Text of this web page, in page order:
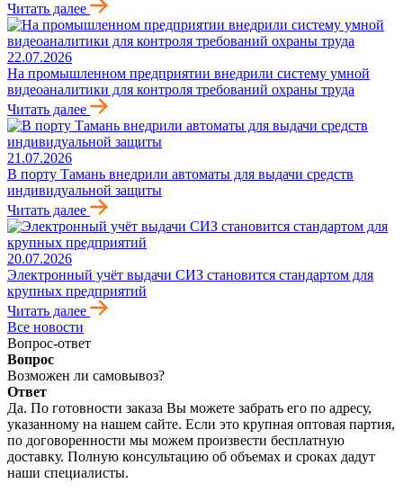
Читать далее
22.07.2026
На промышленном предприятии внедрили систему умной
видеоаналитики для контроля требований охраны труда
Читать далее
21.07.2026
В порту Тамань внедрили автоматы для выдачи средств
индивидуальной защиты
Читать далее
20.07.2026
Электронный учёт выдачи СИЗ становится стандартом для
крупных предприятий
Читать далее
Все новости
Вопрос-ответ
Вопрос
Возможен ли самовывоз?
Ответ
Да. По готовности заказа Вы можете забрать его по адресу,
указанному на нашем сайте. Если это крупная оптовая партия,
по договоренности мы можем произвести бесплатную
доставку. Полную консультацию об объемах и сроках дадут
наши специалисты.